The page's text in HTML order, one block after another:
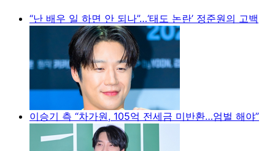
“난 배우 일 하면 안 되나”…‘태도 논란’ 정준원의 고백
이승기 측 “차가원, 105억 전세금 미반환…엄벌 해야”